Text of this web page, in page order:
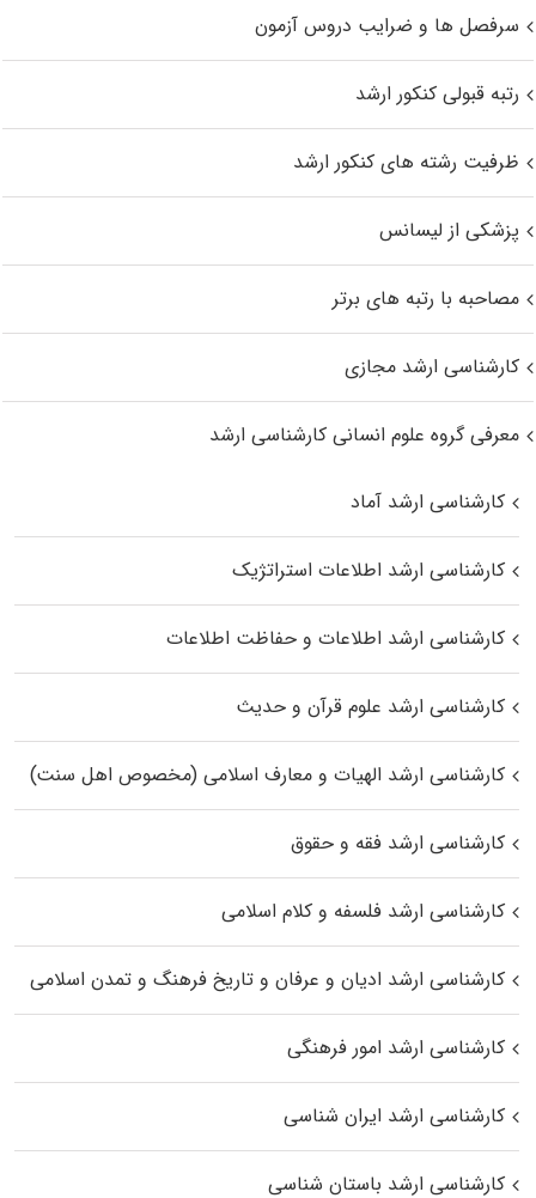
سرفصل ها و ضرایب دروس آزمون
رتبه قبولی کنکور ارشد
ظرفیت رشته های کنکور ارشد
پزشکی از لیسانس
مصاحبه با رتبه های برتر
کارشناسی ارشد مجازی
معرفی گروه علوم انسانی کارشناسی ارشد
کارشناسی ارشد آماد
کارشناسی ارشد اطلاعات استراتژیک
کارشناسی ارشد اطلاعات و حفاظت اطلاعات
کارشناسی ارشد علوم قرآن و حدیث
کارشناسی ارشد الهیات و معارف اسلامی (مخصوص اهل سنت)
کارشناسی ارشد فقه و حقوق
کارشناسی ارشد فلسفه و کلام اسلامی
کارشناسی ارشد ادیان و عرفان و تاریخ فرهنگ و تمدن اسلامی
کارشناسی ارشد امور فرهنگی
کارشناسی ارشد ایران شناسی
کارشناسی ارشد باستان شناسی